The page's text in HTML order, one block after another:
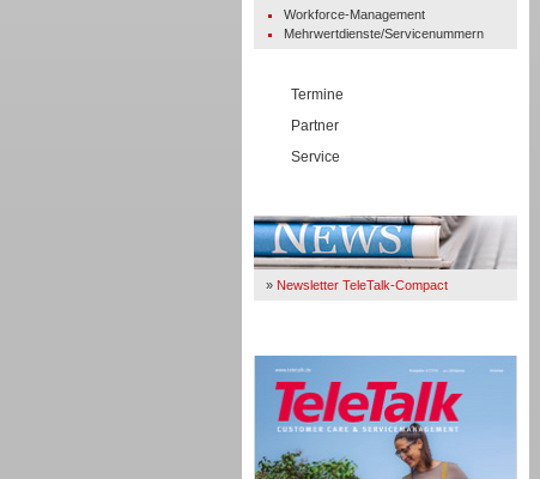
Workforce-Management
Mehrwertdienste/Servicenummern
Termine
Partner
Service
» Newsletter TeleTalk-Compact